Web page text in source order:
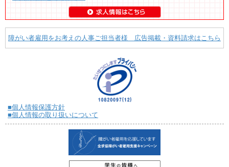
障がい者雇用をお考えの人事ご担当者様 広告掲載・資料請求はこちら
■個人情報保護方針
■個人情報の取り扱いについて